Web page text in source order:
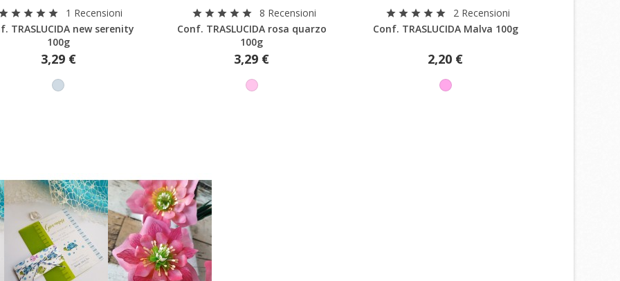
star star star star
1 Recensioni
TRASLUCIDA new serenity
100g
3,29 €
star star star star star
8 Recensioni
Conf. TRASLUCIDA rosa quarzo
100g
3,29 €
star star star star star
2 Recensioni
Conf. TRASLUCIDA Malva 100g
2,20 €
Crea nuova lista
Crea lista dei desideri
Annulla